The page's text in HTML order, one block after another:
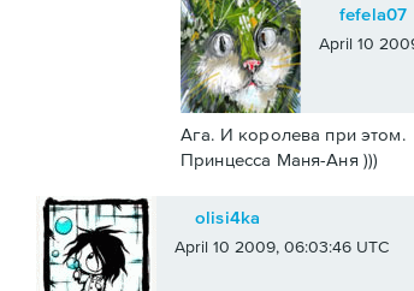
fefela07
April 10
Ага. И королева при этом.
Принцесса Маня-Аня )))
olisi4ka
April 10 2009, 06:03:46 UTC